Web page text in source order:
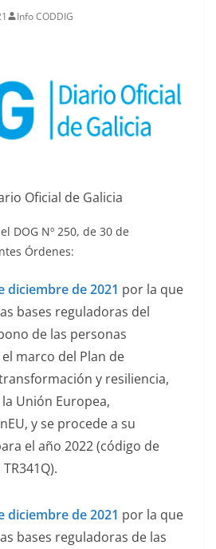
Info CODDIG
Oficial de Galicia
DOG Nº 250, de 30 de
Órdenes:
diciembre de 2021 por la que
bases reguladoras del
de las personas
marco del Plan de
y resiliencia,
Unión Europea,
y se procede a su
el año 2022 (código de
diciembre de 2021 por la que
bases reguladoras de las